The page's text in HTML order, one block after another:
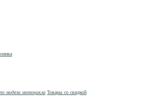
по модели мотоцикла Товары со скидкой